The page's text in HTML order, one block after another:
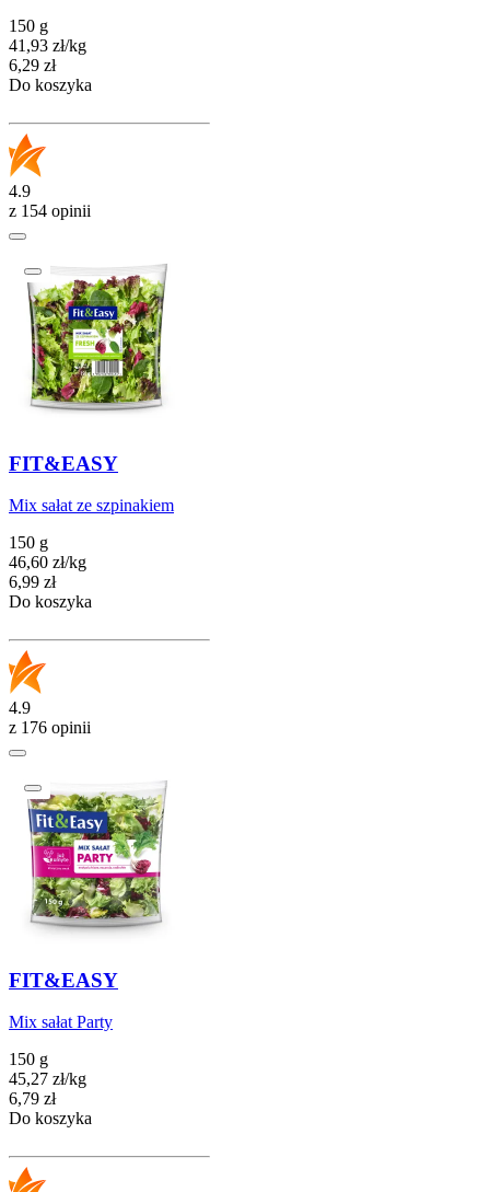
150 g
41,93 zł/kg
Cena
6,29 zł
Do koszyka
4.9
z 154 opinii
FIT&EASY
Mix sałat ze szpinakiem
150 g
46,60 zł/kg
Cena
6,99 zł
Do koszyka
4.9
z 176 opinii
FIT&EASY
Mix sałat Party
150 g
45,27 zł/kg
Cena
6,79 zł
Do koszyka